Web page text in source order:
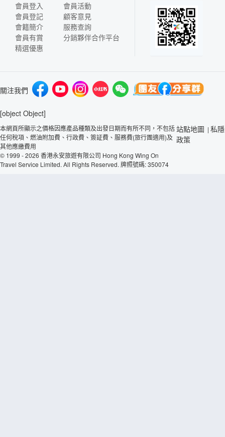
會員登入
會員登記
會籍簡介
會員有賞
精選優惠
會員活動
顧客意見
服務查詢
分銷夥伴合作平台
關注我們
[object Object]
本網頁所顯示之價格因應產品種類及出發日期而有所不同，不包括
任何稅項、燃油附加費、行政費、簽証費、服務費(旅行團適用)及
其他應繳費用
© 1999 - 2026 香港永安旅遊有限公司 Hong Kong Wing On
Travel Service Limited. All Rights Reserved. 牌照號碼: 350074
站點地圖 | 私隱
政策